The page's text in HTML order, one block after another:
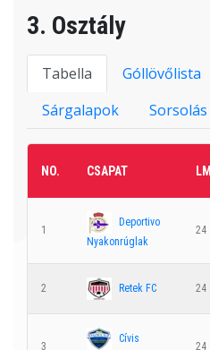
3. Osztály
Tabella Góllövőlista
Sárgalapok
Sorsolás
NO. CSAPAT LM
1
Deportivo
Nyakonrúglak
24
2 Retek FC 24
3
Cívis
24